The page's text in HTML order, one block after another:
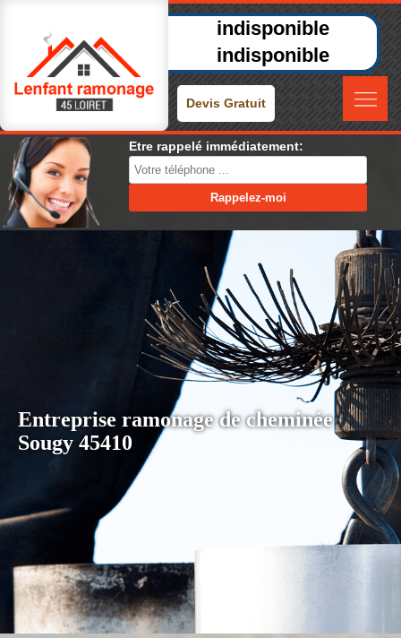
indisponible
indisponible
Devis Gratuit
Etre rappelé immédiatement:
Entreprise ramonage de cheminée
Sougy 45410